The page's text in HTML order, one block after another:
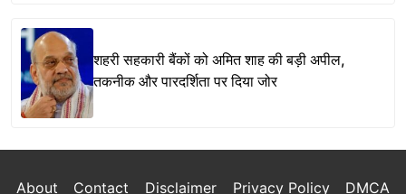
शहरी सहकारी बैंकों को अमित शाह की बड़ी अपील,
तकनीक और पारदर्शिता पर दिया जोर
About Contact Disclaimer Privacy Policy DMCA